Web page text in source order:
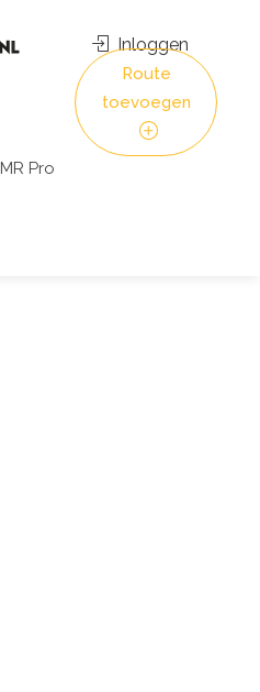
MR Pro
Inloggen
Route
toevoegen